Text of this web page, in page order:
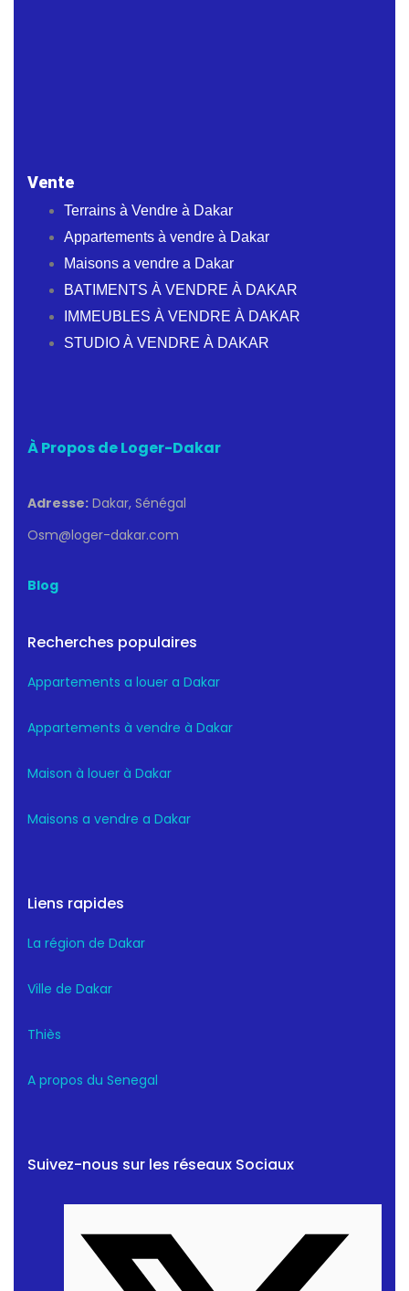
Vente
Terrains à Vendre à Dakar
Appartements à vendre à Dakar
Maisons a vendre a Dakar
BATIMENTS À VENDRE À DAKAR
IMMEUBLES À VENDRE À DAKAR
STUDIO À VENDRE À DAKAR
À Propos de Loger-Dakar
Adresse: Dakar, Sénégal
Osm@loger-dakar.com
Blog
Recherches populaires
Appartements a louer a Dakar
Appartements à vendre à Dakar
Maison à louer à Dakar
Maisons a vendre a Dakar
Liens rapides
La région de Dakar
Ville de Dakar
Thiès
A propos du Senegal
Suivez-nous sur les réseaux Sociaux